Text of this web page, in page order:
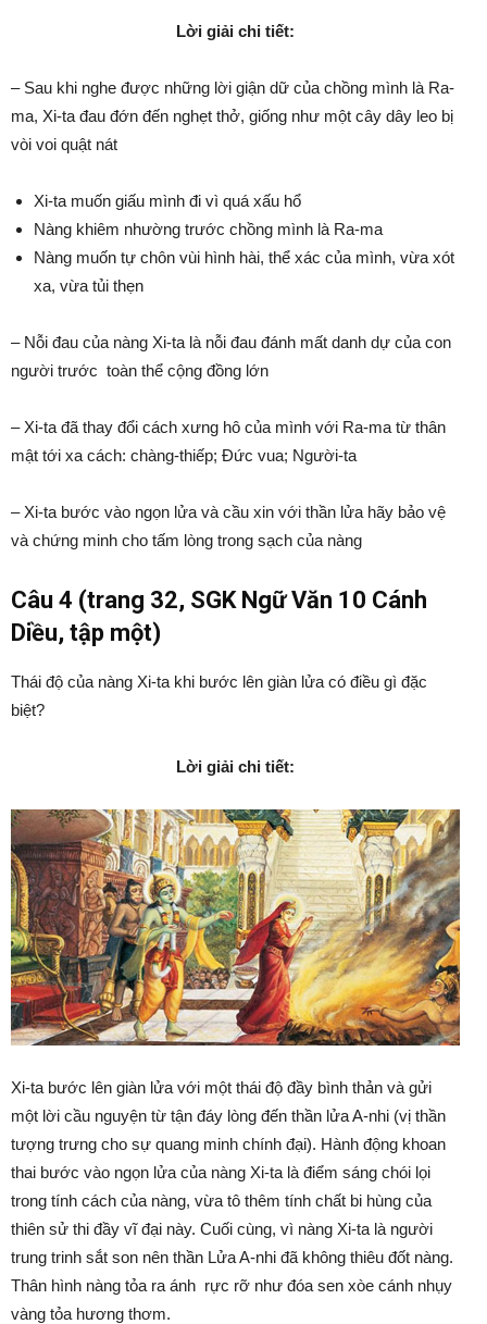
Lời giải chi tiết:
– Sau khi nghe được những lời giận dữ của chồng mình là Ra-
ma, Xi-ta đau đớn đến nghẹt thở, giống như một cây dây leo bị
vòi voi quật nát
Xi-ta muốn giấu mình đi vì quá xấu hổ
Nàng khiêm nhường trước chồng mình là Ra-ma
Nàng muốn tự chôn vùi hình hài, thể xác của mình, vừa xót
xa, vừa tủi thẹn
– Nỗi đau của nàng Xi-ta là nỗi đau đánh mất danh dự của con
người trước toàn thể cộng đồng lớn
– Xi-ta đã thay đổi cách xưng hô của mình với Ra-ma từ thân
mật tới xa cách: chàng-thiếp; Đức vua; Người-ta
– Xi-ta bước vào ngọn lửa và cầu xin với thần lửa hãy bảo vệ
và chứng minh cho tấm lòng trong sạch của nàng
Câu 4 (trang 32, SGK Ngữ Văn 10 Cánh
Diều, tập một)
Thái độ của nàng Xi-ta khi bước lên giàn lửa có điều gì đặc
biệt?
Lời giải chi tiết:
Xi-ta bước lên giàn lửa với một thái độ đầy bình thản và gửi
một lời cầu nguyện từ tận đáy lòng đến thần lửa A-nhi (vị thần
tượng trưng cho sự quang minh chính đại). Hành động khoan
thai bước vào ngọn lửa của nàng Xi-ta là điểm sáng chói lọi
trong tính cách của nàng, vừa tô thêm tính chất bi hùng của
thiên sử thi đầy vĩ đại này. Cuối cùng, vì nàng Xi-ta là người
trung trinh sắt son nên thần Lửa A-nhi đã không thiêu đốt nàng.
Thân hình nàng tỏa ra ánh rực rỡ như đóa sen xòe cánh nhụy
vàng tỏa hương thơm.